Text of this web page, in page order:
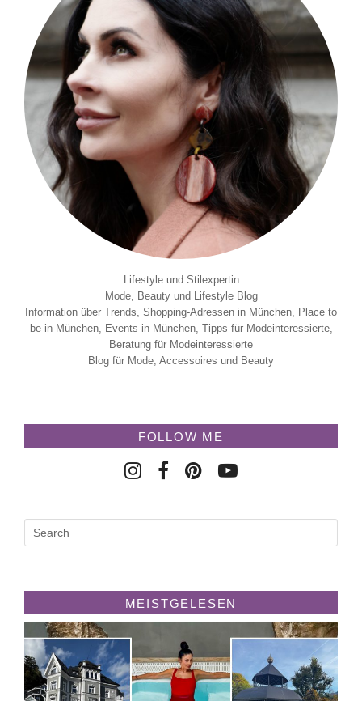
Lifestyle und Stilexpertin
Mode, Beauty und Lifestyle Blog
Information über Trends, Shopping-Adressen in München, Place to
be in München, Events in München, Tipps für Modeinteressierte,
Beratung für Modeinteressierte
Blog für Mode, Accessoires und Beauty
FOLLOW ME
MEISTGELESEN